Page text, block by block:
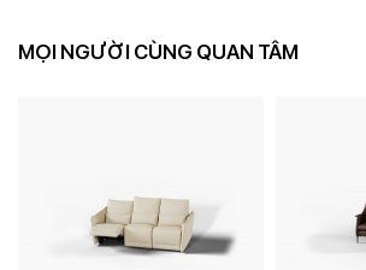
MỌI NGƯỜI CÙNG QUAN TÂM